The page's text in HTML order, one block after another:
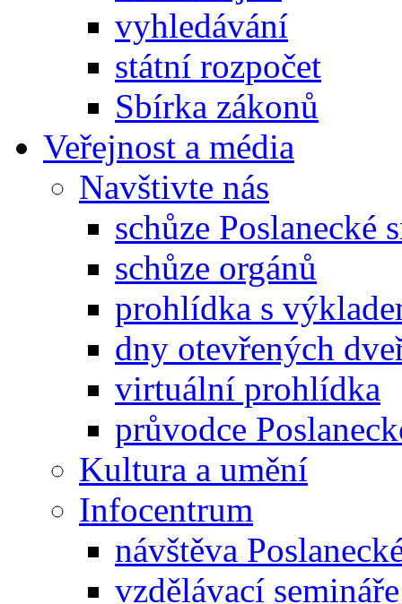
vyhledávání
státní rozpočet
Sbírka zákonů
Veřejnost a média
Navštivte nás
schůze Poslanecké
schůze orgánů
prohlídka s
dny otevřených
virtuální prohlídka
průvodce
Kultura a umění
Infocentrum
návštěva
vzdělávací semináře